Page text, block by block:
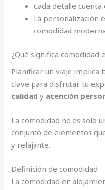
Cada detalle cuenta
La personalización
comodidad moderna
¿Qué significa comodidad
Planificar un viaje implica
clave para disfrutar tu
calidad y atención
La comodidad no es solo
conjunto de elementos
y relajante.
Definición de comodidad
La comodidad en